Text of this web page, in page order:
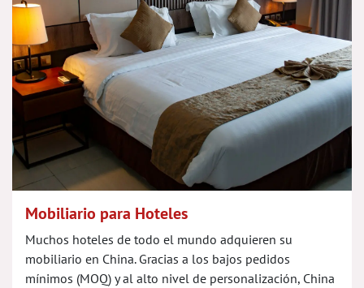
Mobiliario para Hoteles
Muchos hoteles de todo el mundo adquieren su
mobiliario en China. Gracias a los bajos pedidos
mínimos (MOQ) y al alto nivel de personalización, China